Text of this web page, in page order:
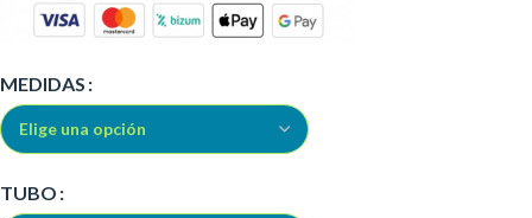
MEDIDAS
TUBO
Alternative: